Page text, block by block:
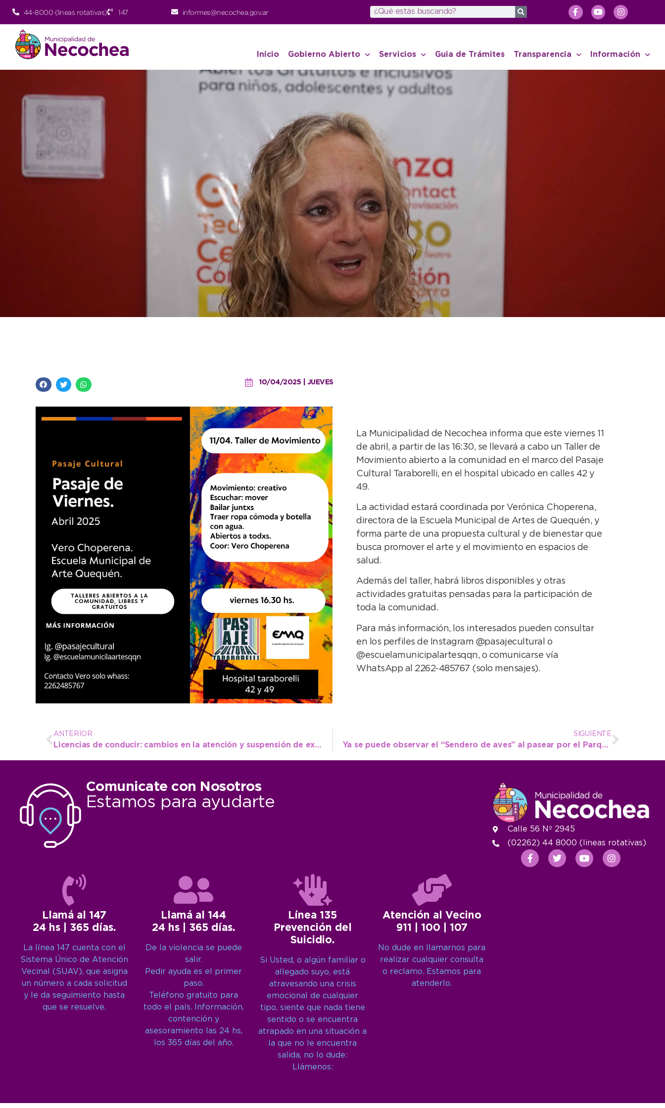
44-8000 (lineas rotativas) 147 informes@necochea.gov.ar
Inicio Gobierno Abierto Servicios Guia de Trámites Transparencia Información
10/04/2025 | JUEVES
La Municipalidad de Necochea informa que este viernes 11
de abril, a partir de las 16:30, se llevará a cabo un Taller de
Movimiento abierto a la comunidad en el marco del Pasaje
Cultural Taraborelli, en el hospital ubicado en calles 42 y
49.
La actividad estará coordinada por Verónica Choperena,
directora de la Escuela Municipal de Artes de Quequén, y
forma parte de una propuesta cultural y de bienestar que
busca promover el arte y el movimiento en espacios de
salud.
Además del taller, habrá libros disponibles y otras
actividades gratuitas pensadas para la participación de
toda la comunidad.
Para más información, los interesados pueden consultar
en los perfiles de Instagram @pasajecultural o
@escuelamunicipalartesqqn, o comunicarse vía
WhatsApp al 2262-485767 (solo mensajes).
ANTERIOR
Licencias de conducir: cambios en la atención y suspensión de exámenes para este jueves 10
SIGUIENTE
Ya se puede observar el “Sendero de aves” al pasear por el Parque Miguel Lillo
Comunicate con Nosotros
Estamos para ayudarte
Llamá al 147
24 hs | 365 días.
La línea 147 cuenta con el
Sistema Único de Atención
Vecinal (SUAV), que asigna
un número a cada solicitud
y le da seguimiento hasta
que se resuelve.
Llamá al 144
24 hs | 365 días.
De la violencia se puede
salir.
Pedir ayuda es el primer
paso.
Teléfono gratuito para
todo el país. Información,
contención y
asesoramiento las 24 hs,
los 365 días del año.
Línea 135
Prevención del
Suicidio.
Si Usted, o algún familiar o
allegado suyo, está
atravesando una crisis
emocional de cualquier
tipo, siente que nada tiene
sentido o se encuentra
atrapado en una situación a
la que no le encuentra
salida, no lo dude:
Llámenos:
Atención al Vecino
911 | 100 | 107
No dude en llamarnos para
realizar cualquier consulta
o reclamo. Estamos para
atenderlo.
Calle 56 Nº 2945
(02262) 44 8000 (lineas rotativas)